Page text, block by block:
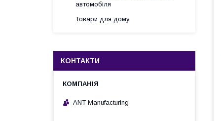
автомобіля
Товари для дому
КОНТАКТИ
ANT Manufacturing